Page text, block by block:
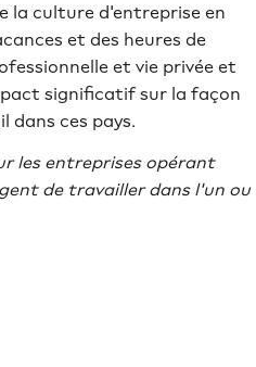
la culture d'entreprise en
et des heures de
et vie privée et
significatif sur la façon
dans ces pays.
les entreprises opérant
de travailler dans l'un ou